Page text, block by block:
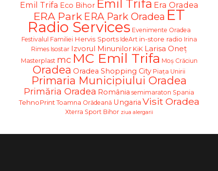
Emil Trifa Eco Bihor Emil Trifa Era Oradea
ERA Park ERA Park Oradea ET
Radio Services Evenimente Oradea
Festivalul Familiei Hervis Sports IdeArt in-store radio Irina
Rimes Isostar Izvorul Minunilor KiK Larisa Oneț
Masterplast mc MC Emil Trifa Moş Crăciun
Oradea Oradea Shopping City Piața Unirii
Primaria Municipiului Oradea
Primăria Oradea România semimaraton Spania
TehnoPrint Toamna Orădeană Ungaria Visit Oradea
Xterra Sport Bihor ziua alergarii